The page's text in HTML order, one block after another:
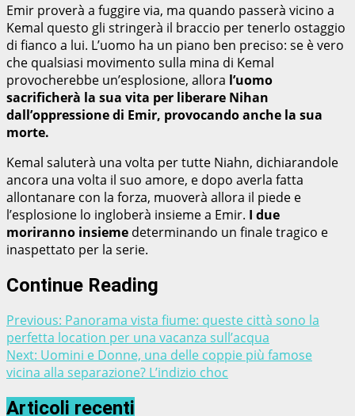
Emir proverà a fuggire via, ma quando passerà vicino a
Kemal questo gli stringerà il braccio per tenerlo ostaggio
di fianco a lui. L’uomo ha un piano ben preciso: se è vero
che qualsiasi movimento sulla mina di Kemal
provocherebbe un’esplosione, allora l’uomo
sacrificherà la sua vita per liberare Nihan
dall’oppressione di Emir, provocando anche la sua
morte.
Kemal saluterà una volta per tutte Niahn, dichiarandole
ancora una volta il suo amore, e dopo averla fatta
allontanare con la forza, muoverà allora il piede e
l’esplosione lo ingloberà insieme a Emir. I due
moriranno insieme determinando un finale tragico e
inaspettato per la serie.
Continue Reading
Previous: Panorama vista fiume: queste città sono la
perfetta location per una vacanza sull’acqua
Next: Uomini e Donne, una delle coppie più famose
vicina alla separazione? L’indizio choc
Articoli recenti